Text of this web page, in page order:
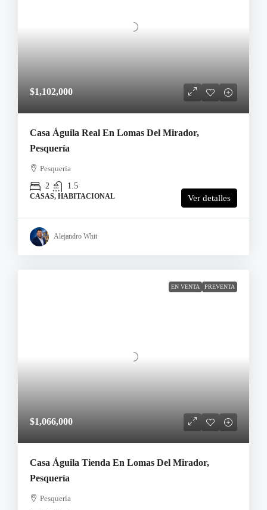
$1,102,000
Casa Águila Real En Lomas Del Mirador,
Pesquería
Pesquería
2
1.5
CASAS, HABITACIONAL Ver detalles
Alejandro Whit
EN VENTA PREVENTA
$1,066,000
Casa Águila Tienda En Lomas Del Mirador,
Pesquería
Pesquería